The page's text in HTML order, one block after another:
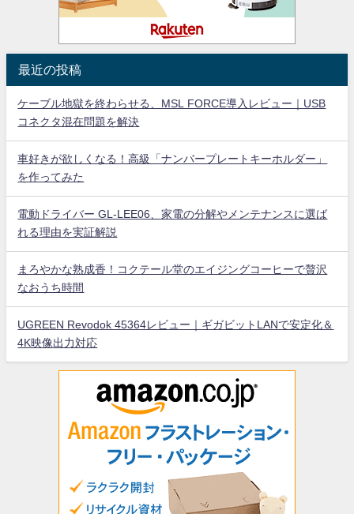
最近の投稿
ケーブル地獄を終わらせる、MSL FORCE導入レビュー｜USB
コネクタ混在問題を解決
車好きが欲しくなる！高級「ナンバープレートキーホルダー」
を作ってみた
電動ドライバー GL-LEE06、家電の分解やメンテナンスに選ば
れる理由を実証解説
まろやかな熟成香！コクテール堂のエイジングコーヒーで贅沢
なおうち時間
UGREEN Revodok 45364レビュー｜ギガビットLANで安定化＆
4K映像出力対応